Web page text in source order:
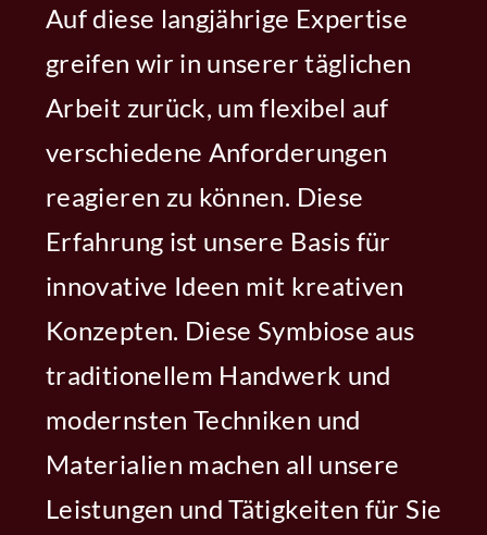
Auf diese langjährige Expertise
greifen wir in unserer täglichen
Arbeit zurück, um flexibel auf
verschiedene Anforderungen
reagieren zu können. Diese
Erfahrung ist unsere Basis für
innovative Ideen mit kreativen
Konzepten. Diese Symbiose aus
traditionellem Handwerk und
modernsten Techniken und
Materialien machen all unsere
Leistungen und Tätigkeiten für Sie